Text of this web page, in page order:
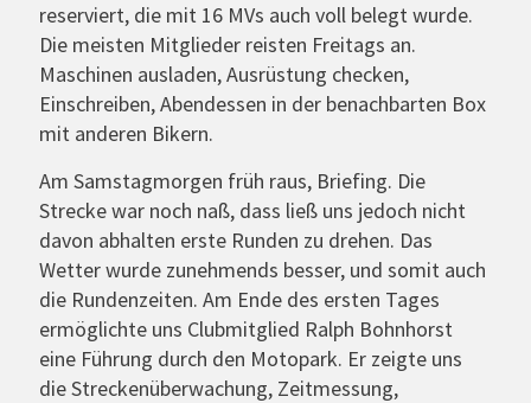
reserviert, die mit 16 MVs auch voll belegt wurde.
Die meisten Mitglieder reisten Freitags an.
Maschinen ausladen, Ausrüstung checken,
Einschreiben, Abendessen in der benachbarten Box
mit anderen Bikern.
Am Samstagmorgen früh raus, Briefing. Die
Strecke war noch naß, dass ließ uns jedoch nicht
davon abhalten erste Runden zu drehen. Das
Wetter wurde zunehmends besser, und somit auch
die Rundenzeiten. Am Ende des ersten Tages
ermöglichte uns Clubmitglied Ralph Bohnhorst
eine Führung durch den Motopark. Er zeigte uns
die Streckenüberwachung, Zeitmessung,